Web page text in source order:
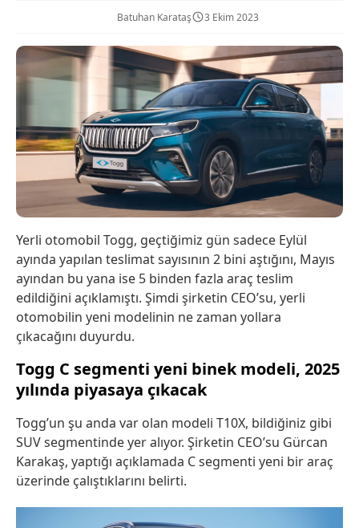
Batuhan Karataş 3 Ekim 2023
Yerli otomobil Togg, geçtiğimiz gün sadece Eylül
ayında yapılan teslimat sayısının 2 bini aştığını, Mayıs
ayından bu yana ise 5 binden fazla araç teslim
edildiğini açıklamıştı. Şimdi şirketin CEO’su, yerli
otomobilin yeni modelinin ne zaman yollara
çıkacağını duyurdu.
Togg C segmenti yeni binek modeli, 2025
yılında piyasaya çıkacak
Togg’un şu anda var olan modeli T10X, bildiğiniz gibi
SUV segmentinde yer alıyor. Şirketin CEO’su Gürcan
Karakaş, yaptığı açıklamada C segmenti yeni bir araç
üzerinde çalıştıklarını belirti.